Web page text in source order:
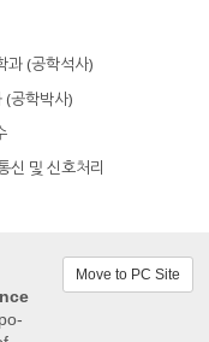
과 (공학석사)
공학박사)
신 및 신호처리
Move to PC Site